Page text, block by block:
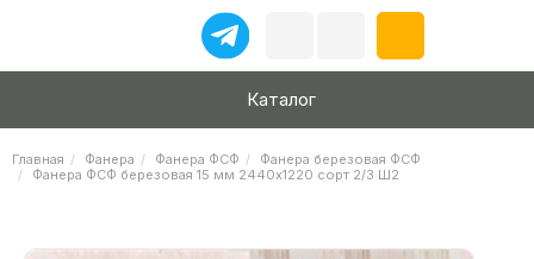
Каталог
Главная Фанера Фанера ФСФ
Фанера березовая ФСФ
Фанера ФСФ березовая 15 мм 2440х1220 сорт 2/3 Ш2